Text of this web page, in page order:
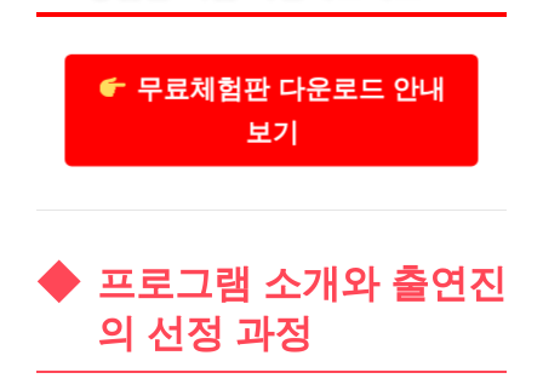
무료체험판 다운로드 안내
보기
프로그램 소개와 출연진
의 선정 과정